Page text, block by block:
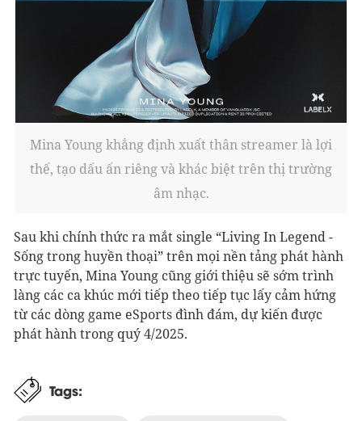
Mina Young khẳng định xuất thân streamer là lợi
thế, tạo dấu ấn riêng và khác biệt trên thị trường
âm nhạc.
Sau khi chính thức ra mắt single “Living In Legend -
Sống trong huyền thoại” trên mọi nền tảng phát hành
trực tuyến, Mina Young cũng giới thiệu sẽ sớm trình
làng các ca khúc mới tiếp theo tiếp tục lấy cảm hứng
từ các dòng game eSports đình đám, dự kiến được
phát hành trong quý 4/2025.
Tags: